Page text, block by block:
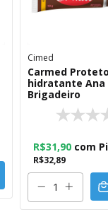
Cimed
Carmed
hidratante Ana
Brigadeiro
R$32,89
R$31,90 com